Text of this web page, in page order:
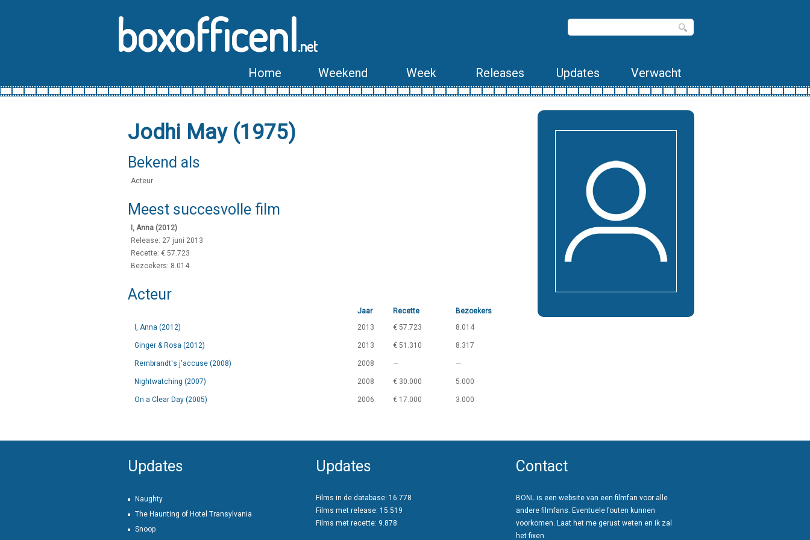
boxofficenl.net
Home Weekend Week Releases Updates Verwacht
Jodhi May (1975)
Bekend als
Acteur
Meest succesvolle film
I, Anna (2012)
Release: 27 juni 2013
Recette: € 57.723
Bezoekers: 8.014
Acteur
Jaar Recette
Bezoekers
I, Anna (2012)
2013 € 57.723 8.014
Ginger & Rosa (2012) 2013 € 51.310 8.317
Rembrandt's j'accuse (2008) 2008 — —
Nightwatching (2007) 2008 € 30.000 5.000
On a Clear Day (2005) 2006 € 17.000 3.000
Updates
Naughty
The Haunting of Hotel Transylvania
Snoop
Updates
Films in de database: 16.778
Films met release: 15.519
Films met recette: 9.878
Contact
BONL is een website van een filmfan voor alle
andere filmfans. Eventuele fouten kunnen
voorkomen. Laat het me gerust weten en ik zal
het fixen.